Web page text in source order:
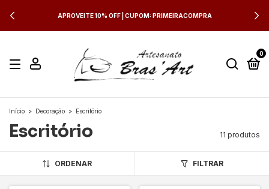
APROVEITE 10% OFF | CUPOM: PRIMEIRACOMPRA
0
Início > Decoração > Escritório
Escritório 11 produtos
ORDENAR FILTRAR